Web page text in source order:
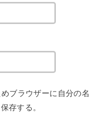
ブラウザーに自分の名
存する。